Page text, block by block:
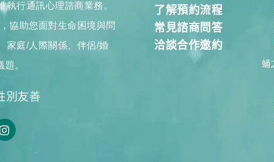
行通訊心理諮商業務。
協助您面對生命困境與問
家庭/人際關係、伴侶/婚
。
別友善
了解預約流程
常見諮商問答
洽談合作邀約
蛹